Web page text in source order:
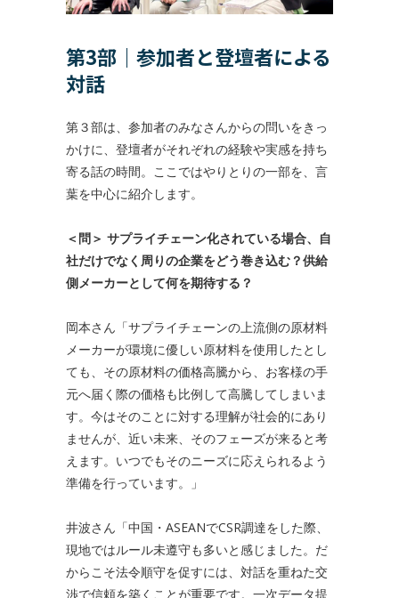
第3部｜参加者と登壇者による
対話
第３部は、参加者のみなさんからの問いをきっ
かけに、登壇者がそれぞれの経験や実感を持ち
寄る話の時間。ここではやりとりの一部を、言
葉を中心に紹介します。
＜問＞ サプライチェーン化されている場合、自
社だけでなく周りの企業をどう巻き込む？供給
側メーカーとして何を期待する？
岡本さん「サプライチェーンの上流側の原材料
メーカーが環境に優しい原材料を使用したとし
ても、その原材料の価格高騰から、お客様の手
元へ届く際の価格も比例して高騰してしまいま
す。今はそのことに対する理解が社会的にあり
ませんが、近い未来、そのフェーズが来ると考
えます。いつでもそのニーズに応えられるよう
準備を行っています。」
井波さん「中国・ASEANでCSR調達をした際、
現地ではルール未遵守も多いと感じました。だ
からこそ法令順守を促すには、対話を重ねた交
渉で信頼を築くことが重要です。一次データ提